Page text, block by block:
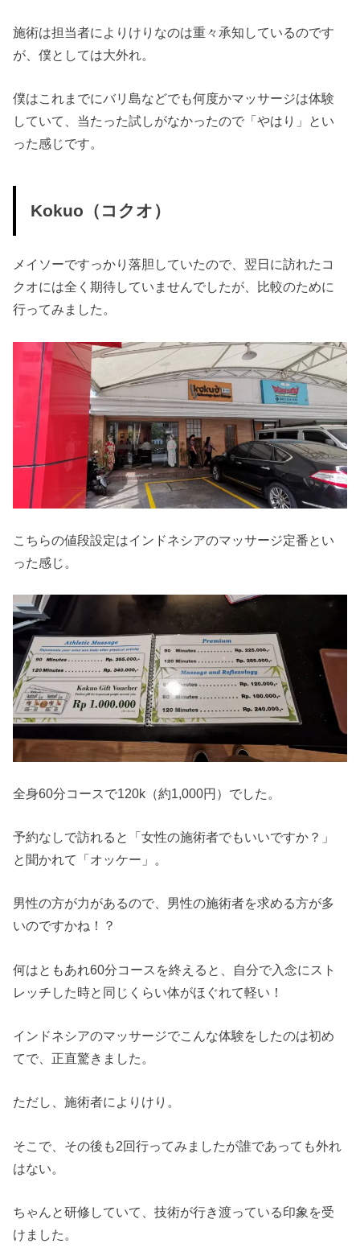
施術は担当者によりけりなのは重々承知しているのです
が、僕としては大外れ。
僕はこれまでにバリ島などでも何度かマッサージは体験
していて、当たった試しがなかったので「やはり」とい
った感じです。
Kokuo（コクオ）
メイソーですっかり落胆していたので、翌日に訪れたコ
クオには全く期待していませんでしたが、比較のために
行ってみました。
こちらの値段設定はインドネシアのマッサージ定番とい
った感じ。
全身60分コースで120k（約1,000円）でした。
予約なしで訪れると「女性の施術者でもいいですか？」
と聞かれて「オッケー」。
男性の方が力があるので、男性の施術者を求める方が多
いのですかね！？
何はともあれ60分コースを終えると、自分で入念にスト
レッチした時と同じくらい体がほぐれて軽い！
インドネシアのマッサージでこんな体験をしたのは初め
てで、正直驚きました。
ただし、施術者によりけり。
そこで、その後も2回行ってみましたが誰であっても外れ
はない。
ちゃんと研修していて、技術が行き渡っている印象を受
けました。